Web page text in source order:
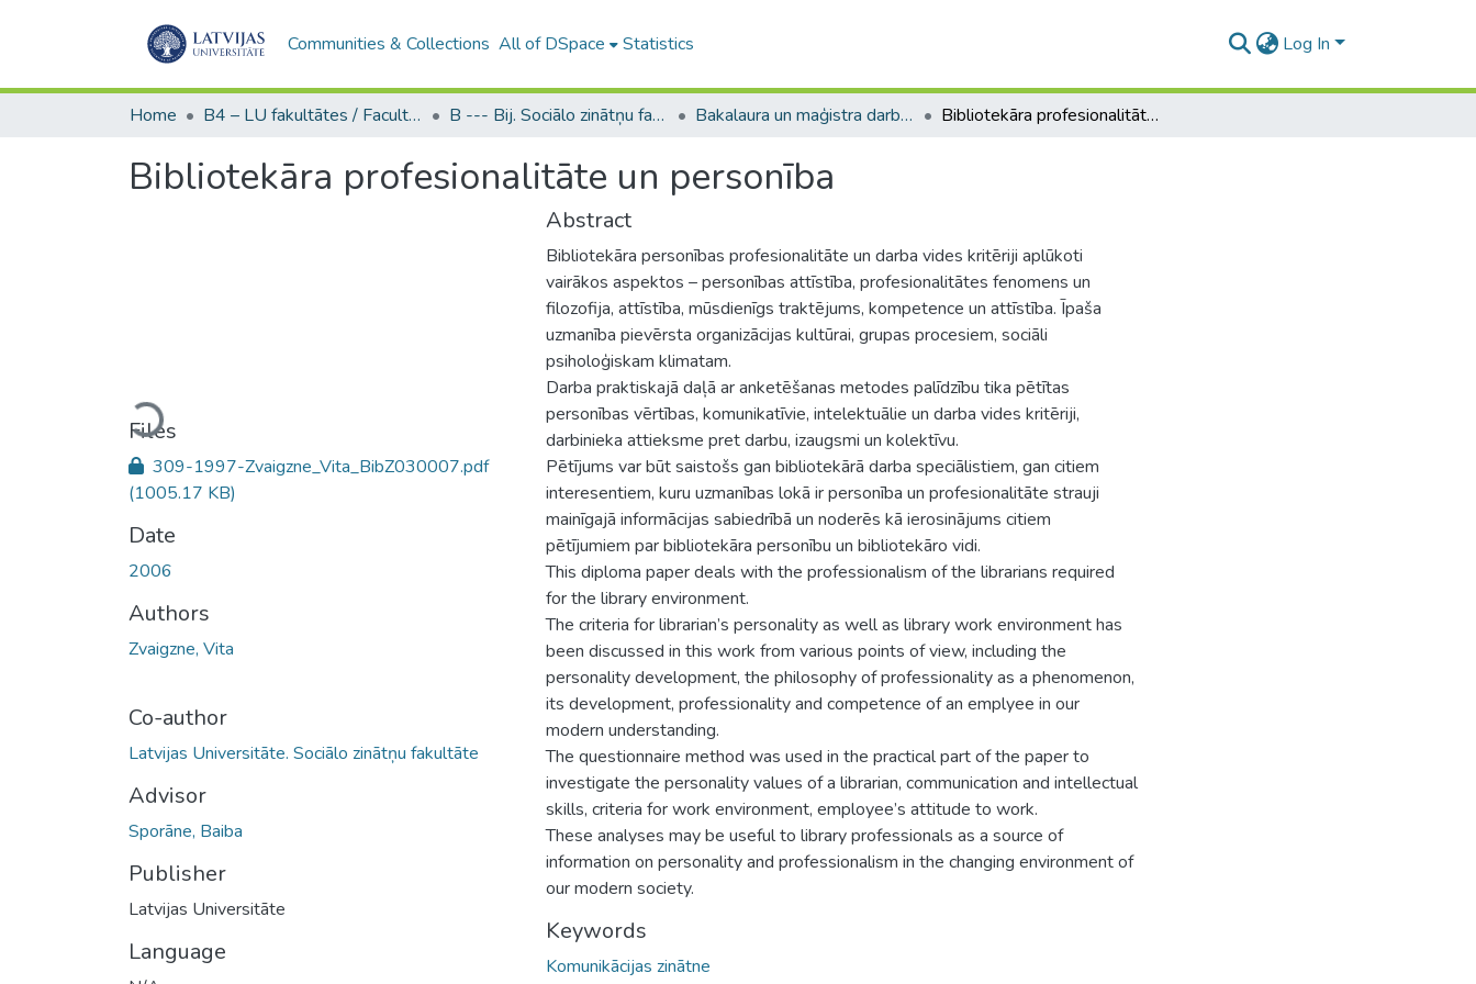
Communities & Collections All of DSpace Statistics Log In
Home B4 – LU fakultātes / Faculties of the UL B --- Bij. Sociālo zinātņu fakultātes noslēguma darbi / Faculty of Social Sciences - Graduate works Bakalaura un maģistra darbi (SZF) / Bachelor's and Master's theses Bibliotekāra profesionalitāte un personība
Bibliotekāra profesionalitāte un personība
Loading...
Files
309-1997-Zvaigzne_Vita_BibZ030007.pdf
(1005.17 KB)
Date
2006
Authors
Zvaigzne, Vita
Co-author
Latvijas Universitāte. Sociālo zinātņu fakultāte
Advisor
Sporāne, Baiba
Publisher
Latvijas Universitāte
Language
Abstract
Bibliotekāra personības profesionalitāte un darba vides kritēriji aplūkoti
vairākos aspektos – personības attīstība, profesionalitātes fenomens un
filozofija, attīstība, mūsdienīgs traktējums, kompetence un attīstība. Īpaša
uzmanība pievērsta organizācijas kultūrai, grupas procesiem, sociāli
psiholoģiskam klimatam.
Darba praktiskajā daļā ar anketēšanas metodes palīdzību tika pētītas
personības vērtības, komunikatīvie, intelektuālie un darba vides kritēriji,
darbinieka attieksme pret darbu, izaugsmi un kolektīvu.
Pētījums var būt saistošs gan bibliotekārā darba speciālistiem, gan citiem
interesentiem, kuru uzmanības lokā ir personība un profesionalitāte strauji
mainīgajā informācijas sabiedrībā un noderēs kā ierosinājums citiem
pētījumiem par bibliotekāra personību un bibliotekāro vidi.
This diploma paper deals with the professionalism of the librarians required
for the library environment.
The criteria for librarian’s personality as well as library work environment has
been discussed in this work from various points of view, including the
personality development, the philosophy of professionality as a phenomenon,
its development, professionality and competence of an emplyee in our
modern understanding.
The questionnaire method was used in the practical part of the paper to
investigate the personality values of a librarian, communication and intellectual
skills, criteria for work environment, employee’s attitude to work.
These analyses may be useful to library professionals as a source of
information on personality and professionalism in the changing environment of
our modern society.
Keywords
Komunikācijas zinātne